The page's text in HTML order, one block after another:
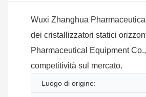
Wuxi Zhanghua
dei cristallizzatori statici
Pharmaceutical Equipment
competitività sul mercato.
Luogo di origine: